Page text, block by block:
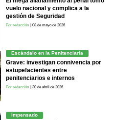
vuelo nacional y complica a la
gestión de Seguridad
Por redacción | 08 de mayo de 2026
Escándalo en la Penitenciaría
Grave: investigan connivencia por
estupefacientes entre
penitenciarios e internos
Por redacción | 30 de abril de 2026
Impensado